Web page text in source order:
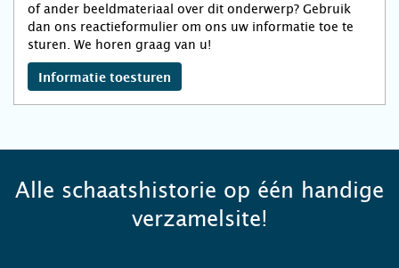
of ander beeldmateriaal over dit onderwerp? Gebruik
dan ons reactieformulier om ons uw informatie toe te
sturen. We horen graag van u!
Informatie toesturen
Alle schaatshistorie op één handige
verzamelsite!